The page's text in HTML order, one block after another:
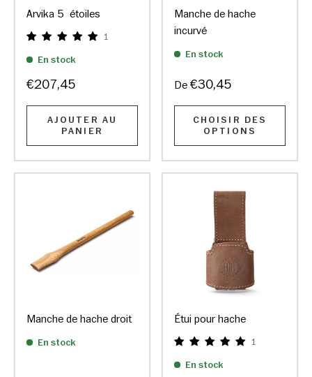
Arvika 5 étoiles
1
En stock
€207,45
AJOUTER AU
PANIER
Manche de hache
incurvé
En stock
De €30,45
CHOISIR DES
OPTIONS
Manche de hache droit
En stock
Étui pour hache
1
En stock